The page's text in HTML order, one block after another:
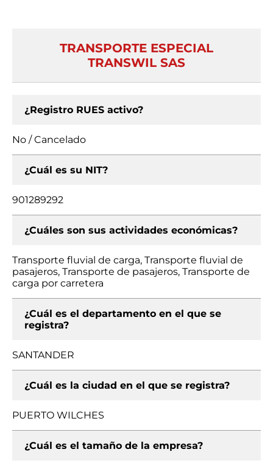
TRANSPORTE ESPECIAL
TRANSWIL SAS
¿Registro RUES activo?
No / Cancelado
¿Cuál es su NIT?
901289292
¿Cuáles son sus actividades económicas?
Transporte fluvial de carga, Transporte fluvial de
pasajeros, Transporte de pasajeros, Transporte de
carga por carretera
¿Cuál es el departamento en el que se
registra?
SANTANDER
¿Cuál es la ciudad en el que se registra?
PUERTO WILCHES
¿Cuál es el tamaño de la empresa?